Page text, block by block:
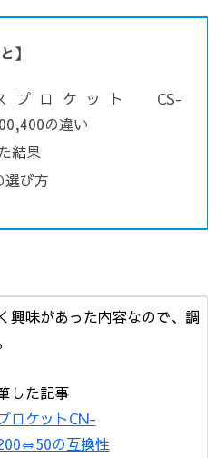
】
プロケット CS-
の違い
結果
選び方
興味があった内容なので、調
した記事
ロケットCN-
の互換性